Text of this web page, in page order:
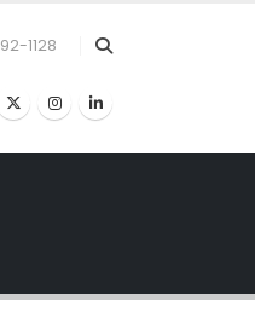
1128